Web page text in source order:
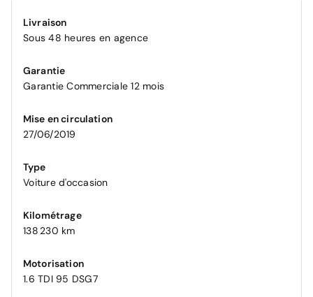
Livraison
Sous 48 heures en agence
Garantie
Garantie Commerciale 12 mois
Mise en circulation
27/06/2019
Type
Voiture d'occasion
Kilométrage
138 230 km
Motorisation
1.6 TDI 95 DSG7